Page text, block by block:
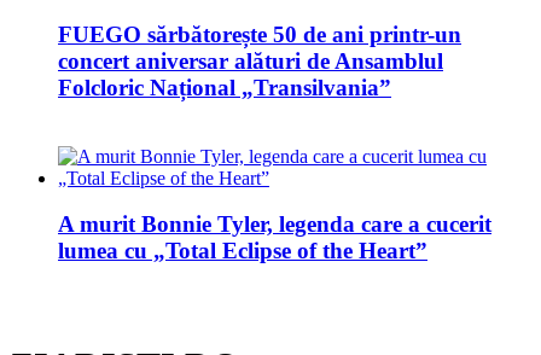
FUEGO sărbătorește 50 de ani printr-un
concert aniversar alături de Ansamblul
Folcloric Național „Transilvania”
A murit Bonnie Tyler, legenda care a cucerit
lumea cu „Total Eclipse of the Heart”